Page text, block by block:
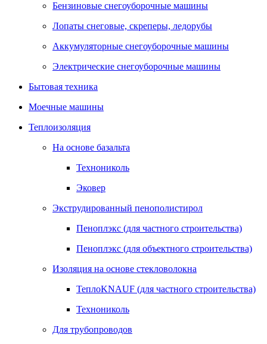
Бензиновые снегоуборочные машины
Лопаты снеговые, скреперы, ледорубы
Аккумуляторные снегоуборочные машины
Электрические снегоуборочные машины
Бытовая техника
Моечные машины
Теплоизоляция
На основе базальта
Технониколь
Эковер
Экструдированный пенополистирол
Пеноплэкс (для частного строительства)
Пеноплэкс (для объектного строительства)
Изоляция на основе стекловолокна
ТеплоKNAUF (для частного строительства)
Технониколь
Для трубопроводов